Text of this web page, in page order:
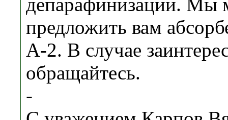
предложить вам
А-2. В случае
обращайтесь.
-